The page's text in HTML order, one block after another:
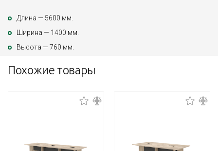
Длина — 5600 мм.
Ширина — 1400 мм.
Высота — 760 мм.
Похожие товары